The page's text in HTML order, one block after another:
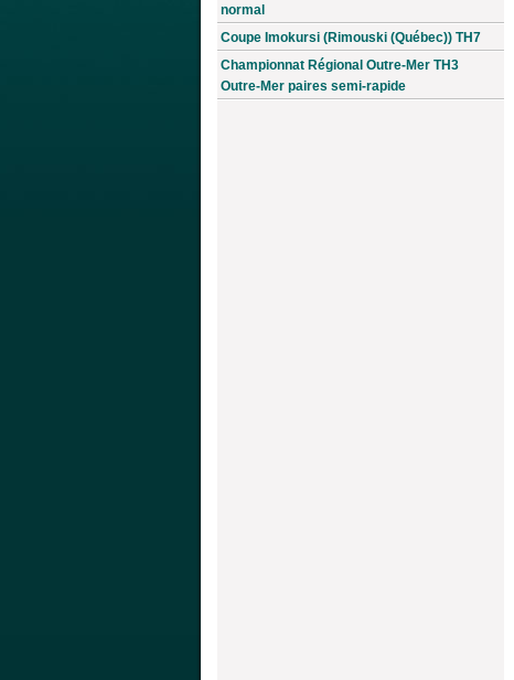
normal
Coupe Imokursi (Rimouski (Québec)) TH7
Championnat Régional Outre-Mer TH3
Outre-Mer paires semi-rapide